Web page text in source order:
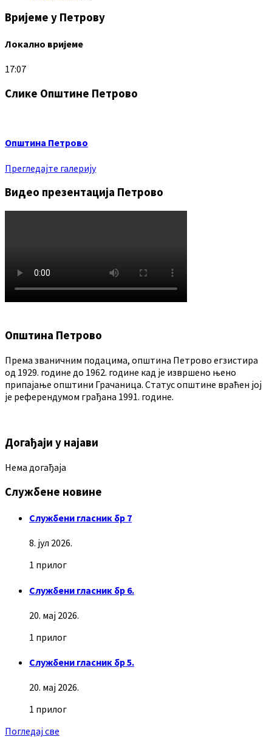
Вријеме у Петрову
Локално вријеме
17:07
Слике Општине Петрово
Општина Петрово
Прегледајте галерију
Видео презентација Петрово
Општина Петрово
Према званичним подацима, општина Петрово егзистира
од 1929. године до 1962. године кад је извршено њено
припајање општини Грачаница. Статус општине враћен јој
је референдумом грађана 1991. године.
Догађаји у најави
Нема догађаја
Службене новине
Службени гласник бр 7
8. јул 2026.
1 прилог
Службени гласник бр 6.
20. мај 2026.
1 прилог
Службени гласник бр 5.
20. мај 2026.
1 прилог
Погледај све